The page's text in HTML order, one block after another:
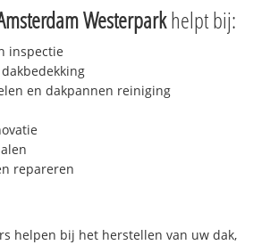
Westerparkhelpt bij:
inspectie
en dakpannen reiniging
repareren
helpen bij het herstellen van uw dak,